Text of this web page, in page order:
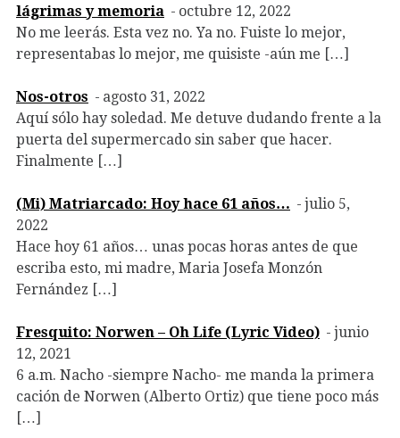
lágrimas y memoria
octubre 12, 2022
No me leerás. Esta vez no. Ya no. Fuiste lo mejor,
representabas lo mejor, me quisiste -aún me […]
Nos-otros
agosto 31, 2022
Aquí sólo hay soledad. Me detuve dudando frente a la
puerta del supermercado sin saber que hacer.
Finalmente […]
(Mi) Matriarcado: Hoy hace 61 años…
julio 5,
2022
Hace hoy 61 años… unas pocas horas antes de que
escriba esto, mi madre, Maria Josefa Monzón
Fernández […]
Fresquito: Norwen – Oh Life (Lyric Video)
junio
12, 2021
6 a.m. Nacho -siempre Nacho- me manda la primera
cación de Norwen (Alberto Ortiz) que tiene poco más
[…]